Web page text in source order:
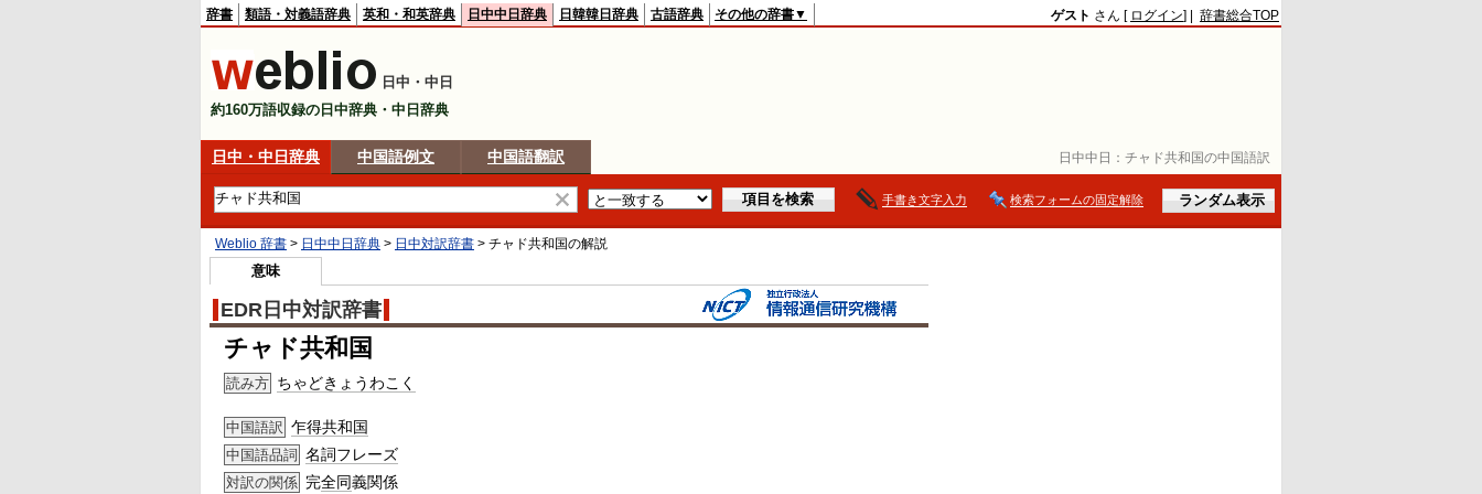
日中中日： チャド共和国の中国語訳
辞書 類語・対義語辞典 英和・和英辞典 日中中日辞典 日韓韓日辞典 古語辞典 その他の辞書▼ ゲスト さん [ ログイン] | 辞書総合TOP
日中・中日
約160万語収録の日中辞典・中日辞典
日中・中日辞典 中国語例文 中国語翻訳
手書き文字入力 検索フォームの固定解除
Weblio 辞書 > 日中中日辞典 > 日中対訳辞書 > チャド共和国の解説
意味
EDR日中対訳辞書
チャド共和国
読み方 ちゃどきょうわこく
中国語訳 乍得共和国
中国語品詞 名詞フレーズ
対訳の関係 完全同義関係